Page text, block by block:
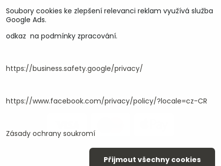
U&M parts s.r.o.
U Zastávky 150, Horní Staré Město
DIČ CZ25930184
2026Copyright
Soubory cookies ke zlepšení relevanci reklam využívá služba
Google Ads.
odkaz na podmínky zpracování.
https://business.safety.google/privacy/
https://www.facebook.com/privacy/policy/?locale=cz-CR
Zásady ochrany soukromí
Přijmout všechny cookies